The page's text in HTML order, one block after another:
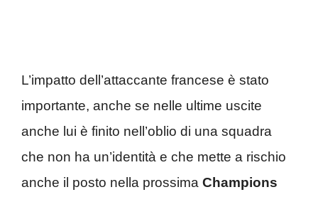
L’impatto dell’attaccante francese è stato
importante, anche se nelle ultime uscite
anche lui è finito nell’oblio di una squadra
che non ha un’identità e che mette a rischio
anche il posto nella prossima Champions